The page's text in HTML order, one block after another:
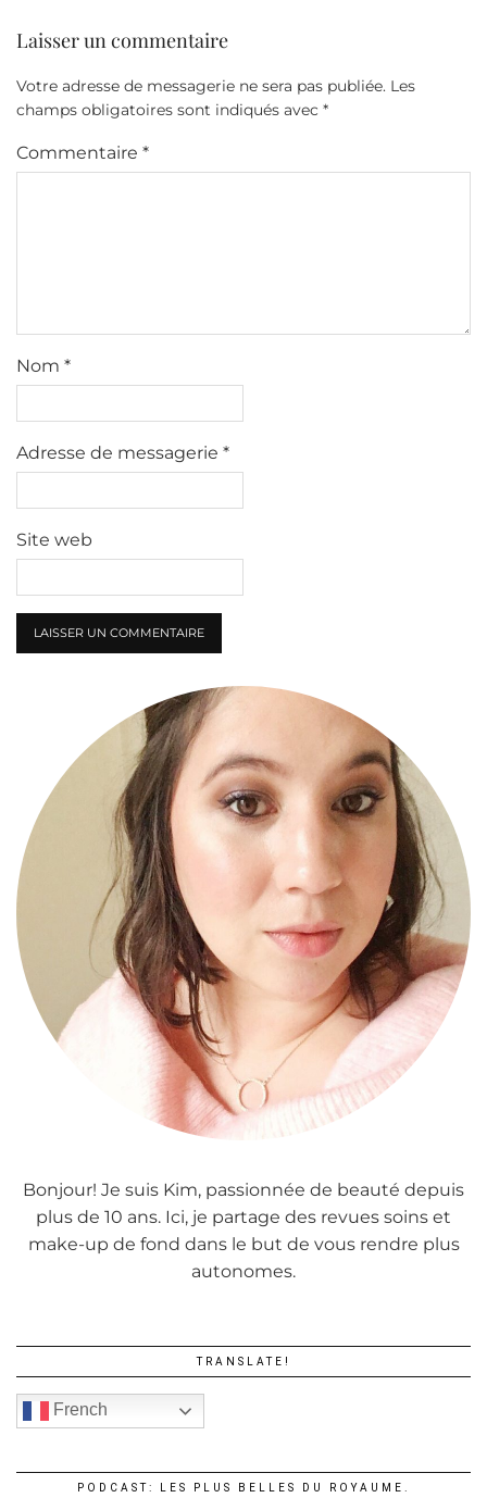
Laisser un commentaire
Votre adresse de messagerie ne sera pas publiée. Les
champs obligatoires sont indiqués avec *
Commentaire *
Nom *
Adresse de messagerie *
Site web
Bonjour! Je suis Kim, passionnée de beauté depuis
plus de 10 ans. Ici, je partage des revues soins et
make-up de fond dans le but de vous rendre plus
autonomes.
TRANSLATE!
French
PODCAST: LES PLUS BELLES DU ROYAUME.